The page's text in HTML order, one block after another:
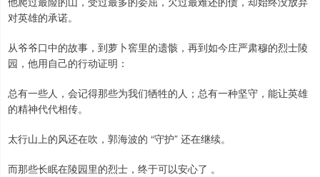
对英雄的承诺。
从爷爷口中的故事，到萝卜窖里的遗骸，再到如今庄严肃穆的烈士陵
园，他用自己的行动证明：
总有一些人，会记得那些为我们牺牲的人；总有一种坚守，能让英雄
的精神代代相传。
太行山上的风还在吹，郭海波的 “守护” 还在继续。
而那些长眠在陵园里的烈士，终于可以安心了 。